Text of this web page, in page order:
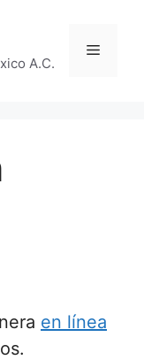
A.C.
Menu
en línea